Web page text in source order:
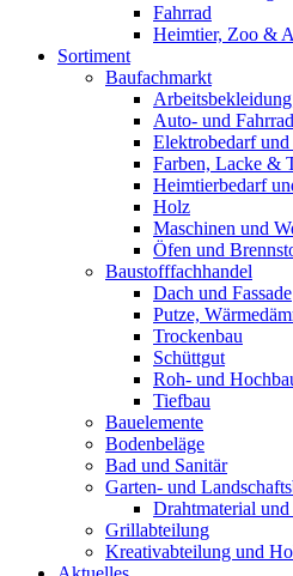
Fahrrad
Heimtier, Zoo &
Sortiment
Baufachmarkt
Auto- und
Elektrobedarf
Farben, Lacke &
Heimtierbedarf
Holz
Maschinen und
Öfen und
Baustofffachhandel
Dach und Fassade
Putze,
Trockenbau
Schüttgut
Roh- und
Tiefbau
Bauelemente
Bodenbeläge
Bad und Sanitär
Garten- und
Drahtmaterial und
Grillabteilung
Kreativabteilung und